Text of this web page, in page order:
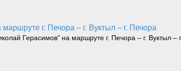
маршруте г. Печора – г. Вуктыл – г. Печора
Герасимов" на маршруте г. Печора – г. Вуктыл –